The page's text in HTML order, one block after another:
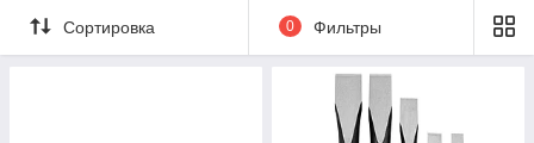
Сортировка 0 Фильтры